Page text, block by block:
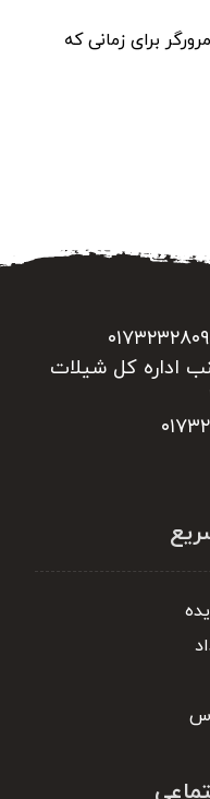
برای زمانی که
اداره کل شیلات